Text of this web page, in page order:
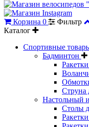
Корзина 0 Фильтр
Каталог
Спортивные
Бадминтон
Струна
Настольный
Столы